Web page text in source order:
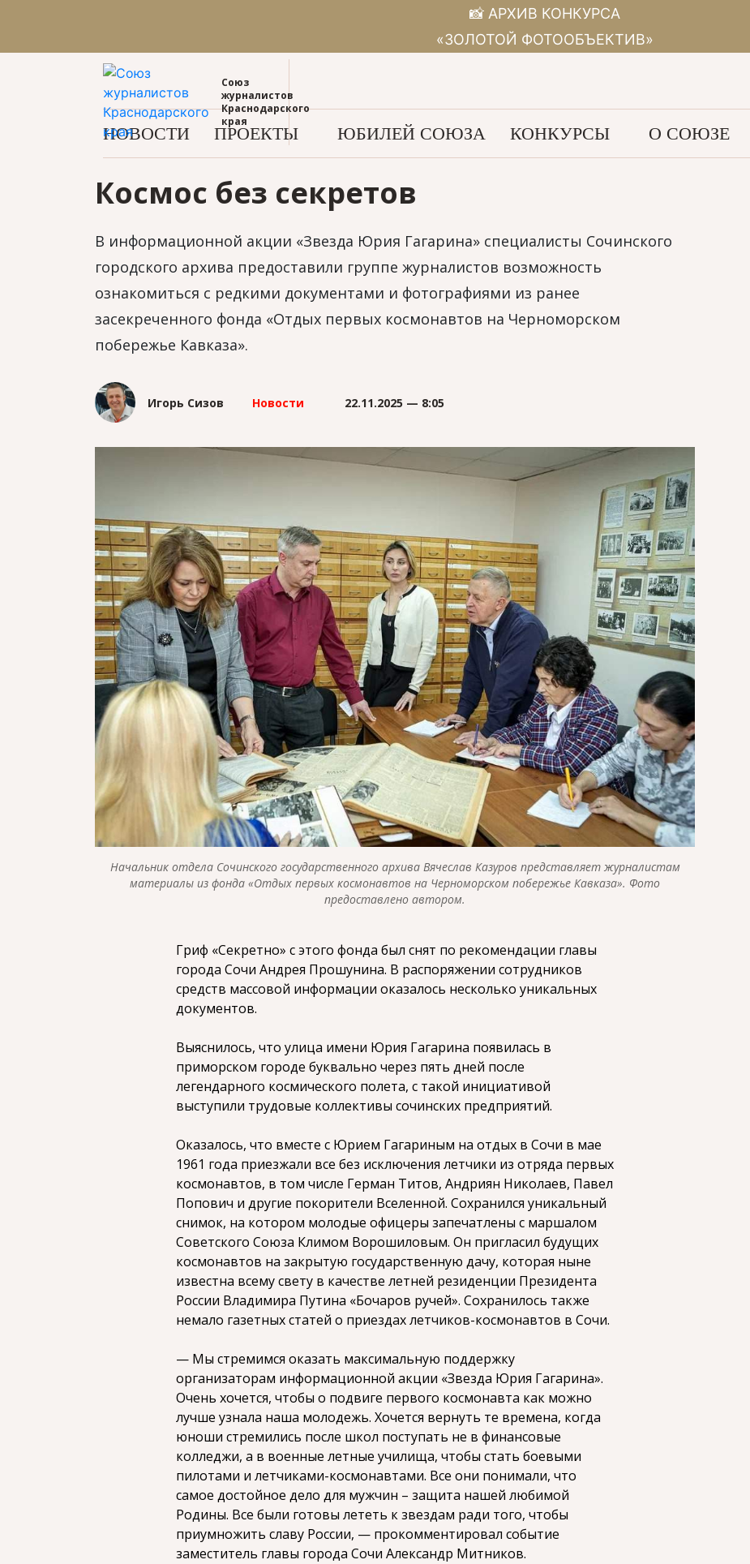
📸 АРХИВ КОНКУРСА
«ЗОЛОТОЙ ФОТООБЪЕКТИВ»
Союз
журналистов
Краснодарского
края
НОВОСТИ ПРОЕКТЫ ЮБИЛЕЙ СОЮЗА КОНКУРСЫ О СОЮЗЕ
Космос без секретов
В информационной акции «Звезда Юрия Гагарина» специалисты Сочинского
городского архива предоставили группе журналистов возможность
ознакомиться с редкими документами и фотографиями из ранее
засекреченного фонда «Отдых первых космонавтов на Черноморском
побережье Кавказа».
Игорь Сизов Новости 22.11.2025 — 8:05
Начальник отдела Сочинского государственного архива Вячеслав Казуров представляет журналистам
материалы из фонда «Отдых первых космонавтов на Черноморском побережье Кавказа». Фото
предоставлено автором.
Гриф «Секретно» с этого фонда был снят по рекомендации главы
города Сочи Андрея Прошунина. В распоряжении сотрудников
средств массовой информации оказалось несколько уникальных
документов.
Выяснилось, что улица имени Юрия Гагарина появилась в
приморском городе буквально через пять дней после
легендарного космического полета, с такой инициативой
выступили трудовые коллективы сочинских предприятий.
Оказалось, что вместе с Юрием Гагариным на отдых в Сочи в мае
1961 года приезжали все без исключения летчики из отряда первых
космонавтов, в том числе Герман Титов, Андриян Николаев, Павел
Попович и другие покорители Вселенной. Сохранился уникальный
снимок, на котором молодые офицеры запечатлены с маршалом
Советского Союза Климом Ворошиловым. Он пригласил будущих
космонавтов на закрытую государственную дачу, которая ныне
известна всему свету в качестве летней резиденции Президента
России Владимира Путина «Бочаров ручей». Сохранилось также
немало газетных статей о приездах летчиков-космонавтов в Сочи.
— Мы стремимся оказать максимальную поддержку
организаторам информационной акции «Звезда Юрия Гагарина».
Очень хочется, чтобы о подвиге первого космонавта как можно
лучше узнала наша молодежь. Хочется вернуть те времена, когда
юноши стремились после школ поступать не в финансовые
колледжи, а в военные летные училища, чтобы стать боевыми
пилотами и летчиками-космонавтами. Все они понимали, что
самое достойное дело для мужчин – защита нашей любимой
Родины. Все были готовы лететь к звездам ради того, чтобы
приумножить славу России, — прокомментировал событие
заместитель главы города Сочи Александр Митников.